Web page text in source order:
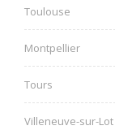
Toulouse
Montpellier
Tours
Villeneuve-sur-Lot